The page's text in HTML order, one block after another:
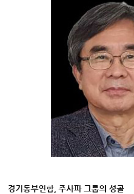
경기동부연합, 주사파 그룹의 성골